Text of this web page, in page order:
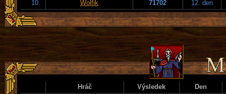
10.
Wolfik 71702 12. den
Hráč Výsledek
Den